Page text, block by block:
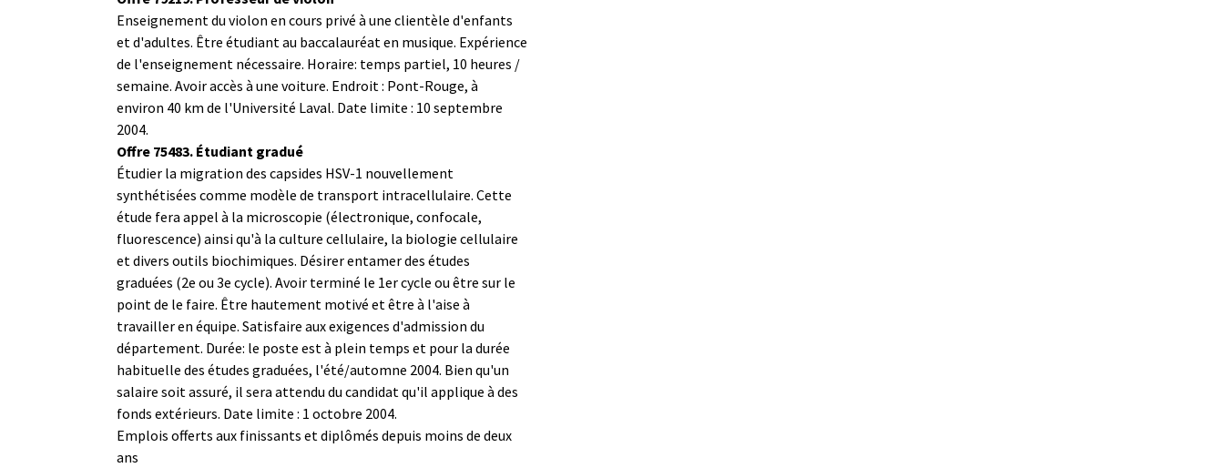
Enseignement du violon en cours privé à une clientèle d'enfants
et d'adultes. Être étudiant au baccalauréat en musique. Expérience
de l'enseignement nécessaire. Horaire: temps partiel, 10 heures /
semaine. Avoir accès à une voiture. Endroit : Pont-Rouge, à
environ 40 km de l'Université Laval. Date limite : 10 septembre
2004.
Offre 75483. Étudiant gradué
Étudier la migration des capsides HSV-1 nouvellement
synthétisées comme modèle de transport intracellulaire. Cette
étude fera appel à la microscopie (électronique, confocale,
fluorescence) ainsi qu'à la culture cellulaire, la biologie cellulaire
et divers outils biochimiques. Désirer entamer des études
graduées (2e ou 3e cycle). Avoir terminé le 1er cycle ou être sur le
point de le faire. Être hautement motivé et être à l'aise à
travailler en équipe. Satisfaire aux exigences d'admission du
département. Durée: le poste est à plein temps et pour la durée
habituelle des études graduées, l'été/automne 2004. Bien qu'un
salaire soit assuré, il sera attendu du candidat qu'il applique à des
fonds extérieurs. Date limite : 1 octobre 2004.
Emplois offerts aux finissants et diplômés depuis moins de deux
ans